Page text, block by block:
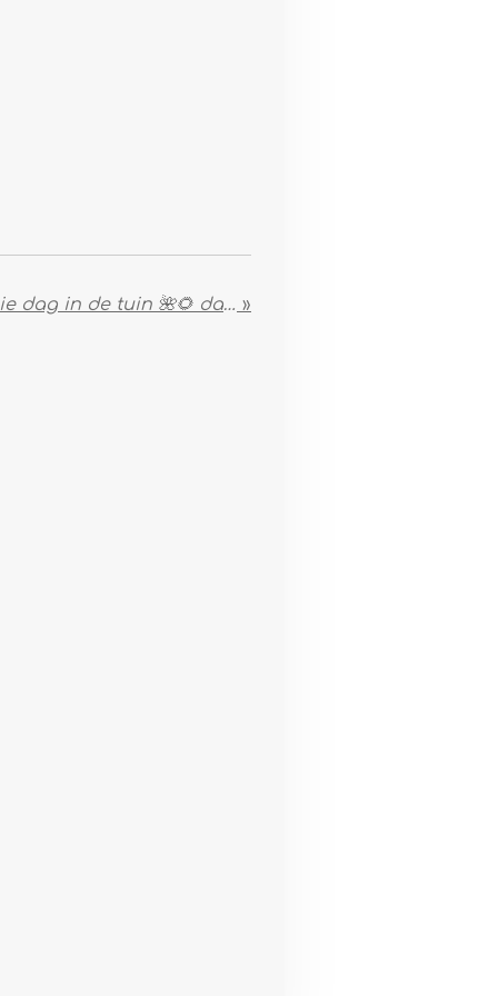
Genieten van de mooie dag in de tuin 🌺🌻 dan willen ze ook niet meer naar binnen🐶 »